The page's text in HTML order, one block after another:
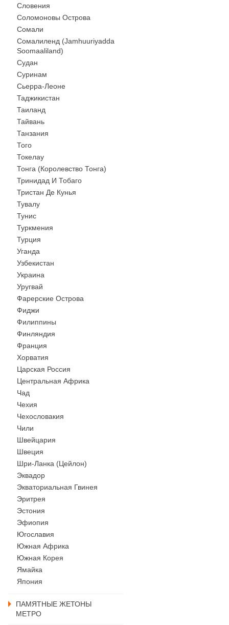
Словения
Соломоновы Острова
Сомали
Сомалиленд (Jamhuuriyadda
Soomaaliland)
Судан
Суринам
Сьерра-Леоне
Таджикистан
Таиланд
Тайвань
Танзания
Того
Токелау
Тонга (Королевство Тонга)
Тринидад И Тобаго
Тристан Де Кунья
Тувалу
Тунис
Туркмения
Турция
Уганда
Узбекистан
Украина
Уругвай
Фарерские Острова
Фиджи
Филиппины
Финляндия
Франция
Хорватия
Царская Россия
Центральная Африка
Чад
Чехия
Чехословакия
Чили
Швейцария
Швеция
Шри-Ланка (Цейлон)
Эквадор
Экваториальная Гвинея
Эритрея
Эстония
Эфиопия
Югославия
Южная Африка
Южная Корея
Ямайка
Япония
ПАМЯТНЫЕ ЖЕТОНЫ
МЕТРО